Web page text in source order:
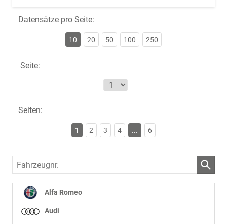
Datensätze pro Seite:
10 20 50 100 250
Seite:
Seiten:
1 2 3 4 ... 6
Fahrzeugnr.
Alfa Romeo
Audi